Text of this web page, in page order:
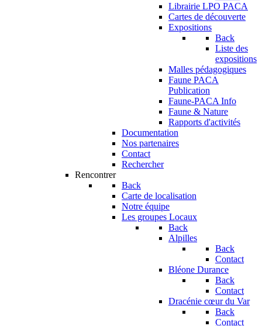
Librairie LPO PACA
Cartes de découverte
Expositions
Back
Liste des
expositions
Malles pédagogiques
Faune PACA
Publication
Faune-PACA Info
Faune & Nature
Rapports d'activités
Documentation
Nos partenaires
Contact
Rechercher
Rencontrer
Back
Carte de localisation
Notre équipe
Les groupes Locaux
Back
Alpilles
Back
Contact
Bléone Durance
Back
Contact
Dracénie cœur du Var
Back
Contact